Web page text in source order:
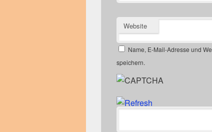
Website
Name, E-Mail-Adresse und
speichern.